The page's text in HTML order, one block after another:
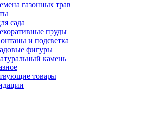
газонных трав
сада
пруды
и подсветка
фигуры
камень
товары